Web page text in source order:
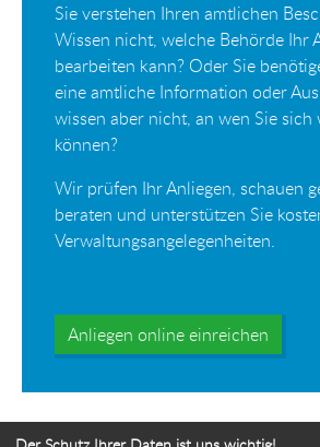
Sie verstehen Ihren amtlichen
Wissen nicht, welche Behörde Ihr
bearbeiten kann? Oder Sie
eine amtliche Information oder
wissen aber nicht, an wen Sie sich
können?
Wir prüfen Ihr Anliegen, schauen
beraten und unterstützen Sie
Verwaltungsangelegenheiten.
Anliegen online einreichen